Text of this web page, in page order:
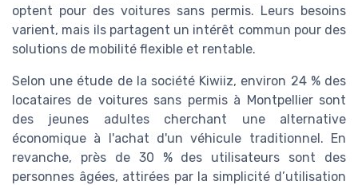
optent pour des voitures sans permis. Leurs besoins
varient, mais ils partagent un intérêt commun pour des
solutions de mobilité flexible et rentable.
Selon une étude de la société Kiwiiz, environ 24 % des
locataires de voitures sans permis à Montpellier sont
des jeunes adultes cherchant une alternative
économique à l'achat d'un véhicule traditionnel. En
revanche, près de 30 % des utilisateurs sont des
personnes âgées, attirées par la simplicité d’utilisation